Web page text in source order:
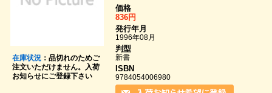
在庫状況：品切れのためご
注文いただけません。入荷
お知らせにご登録下さい
価格
836円
発行年月
1996年08月
判型
新書
ISBN
9784054006980